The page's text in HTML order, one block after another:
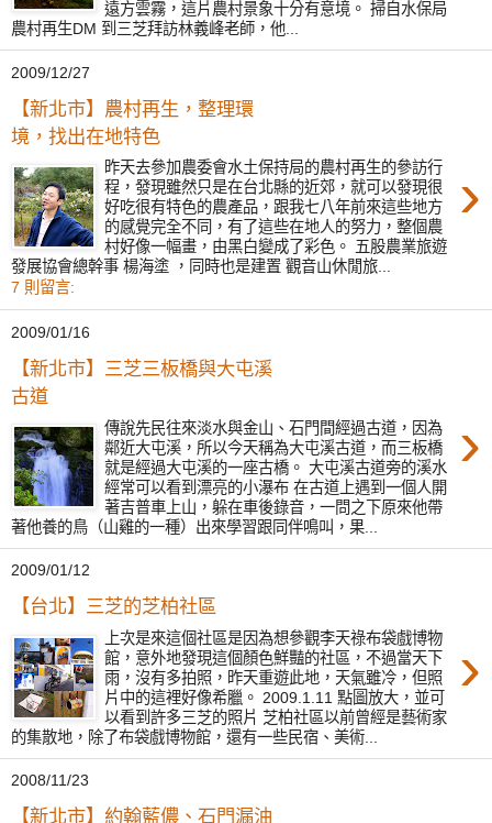
遠方雲霧，這片農村景象十分有意境。 掃自水保局
農村再生DM 到三芝拜訪林義峰老師，他...
2009/12/27
【新北市】農村再生，整理環
境，找出在地特色
›
昨天去參加農委會水土保持局的農村再生的參訪行
程，發現雖然只是在台北縣的近郊，就可以發現很
好吃很有特色的農產品，跟我七八年前來這些地方
的感覺完全不同，有了這些在地人的努力，整個農
村好像一幅畫，由黑白變成了彩色。 五股農業旅遊
發展協會總幹事 楊海塗 ，同時也是建置 觀音山休閒旅...
7 則留言:
2009/01/16
【新北市】三芝三板橋與大屯溪
古道
›
傳說先民往來淡水與金山、石門間經過古道，因為
鄰近大屯溪，所以今天稱為大屯溪古道，而三板橋
就是經過大屯溪的一座古橋。 大屯溪古道旁的溪水
經常可以看到漂亮的小瀑布 在古道上遇到一個人開
著吉普車上山，躲在車後錄音，一問之下原來他帶
著他養的鳥（山雞的一種）出來學習跟同伴鳴叫，果...
2009/01/12
【台北】三芝的芝柏社區
›
上次是來這個社區是因為想參觀李天祿布袋戲博物
館，意外地發現這個顏色鮮豔的社區，不過當天下
雨，沒有多拍照，昨天重遊此地，天氣雖冷，但照
片中的這裡好像希臘。 2009.1.11 點圖放大，並可
以看到許多三芝的照片 芝柏社區以前曾經是藝術家
的集散地，除了布袋戲博物館，還有一些民宿、美術...
2008/11/23
【新北市】約翰藍儂、石門漏油